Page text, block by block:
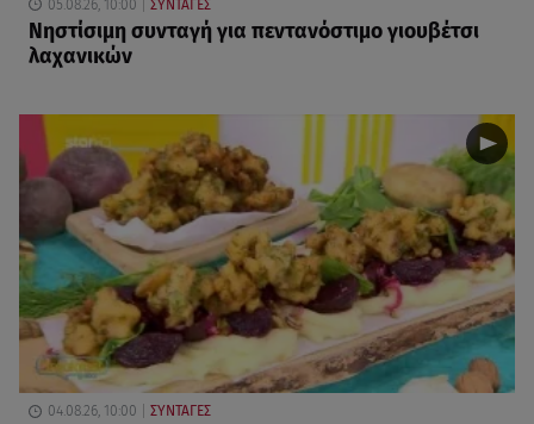
05.08.26, 10:00 ΣΥΝΤΑΓΕΣ
Νηστίσιμη συνταγή για πεντανόστιμο γιουβέτσι
λαχανικών
04.08.26, 10:00 ΣΥΝΤΑΓΕΣ